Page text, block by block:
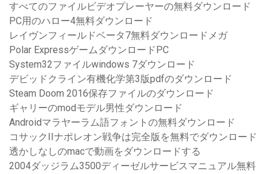
すべてのファイルビデオプレーヤーの無料ダウンロード
PC用のハロー4無料ダウンロード
レイヴンフィールドベータ7無料ダウンロードメガ
Polar ExpressゲームダウンロードPC
System32ファイルwindows 7ダウンロード
デビッドクライン有機化学第3版pdfのダウンロード
Steam Doom 2016保存ファイルのダウンロード
ギャリーのmodモデル男性ダウンロード
Androidマラヤーラム語フォントの無料ダウンロード
コサックIIナポレオン戦争は完全版を無料でダウンロード
透かしなしのmacで動画をダウンロードする
2004ダッジラム3500ディーゼルサービスマニュアル無料